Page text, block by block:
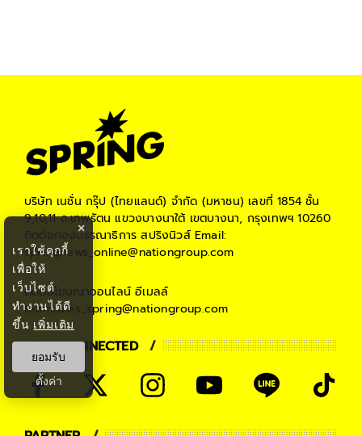
บริษัท เนชั่น กรุ๊ป (ไทยแลนด์) จำกัด (มหาชน) เลขที่ 1854 ชั้น
9,10,11 ถ.เทพรัตน แขวงบางนาใต้ เขตบางนา, กรุงเทพฯ 10260
ติดต่อกองบรรณาธิการ สปริงนิวส์Email:
springnews_online@nationgroup.com
ติดต่อโฆษณาออนไลน์ อีเมลล์
teamsales_spring@nationgroup.com
STAY CONNECTED
×
เราใช้คุกกี้
เพื่อให้
เว็บไซต์
ทำงานได้ดี
ขึ้น เพิ่มเติม
ยอมรับ
ตั้งค่า